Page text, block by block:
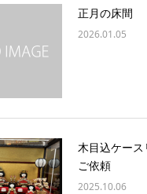
正月の床間
2026.01.05
木目込ケー
ご依頼
2025.10.06